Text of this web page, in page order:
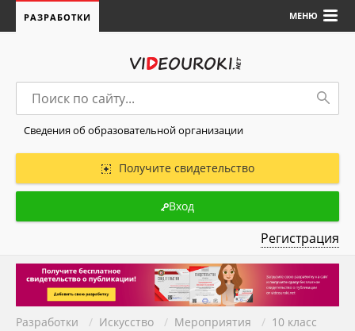
МЕНЮ
РАЗРАБОТКИ
Сведения об образовательной организации
Получите свидетельство
Вход
Регистрация
Разработки / Искуcство / Мероприятия / 10 класс